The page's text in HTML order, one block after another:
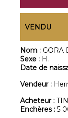
VENDU
Nom : GORA
Sexe : H.
Date de
Vendeur :
Acheteur :
Enchères :5